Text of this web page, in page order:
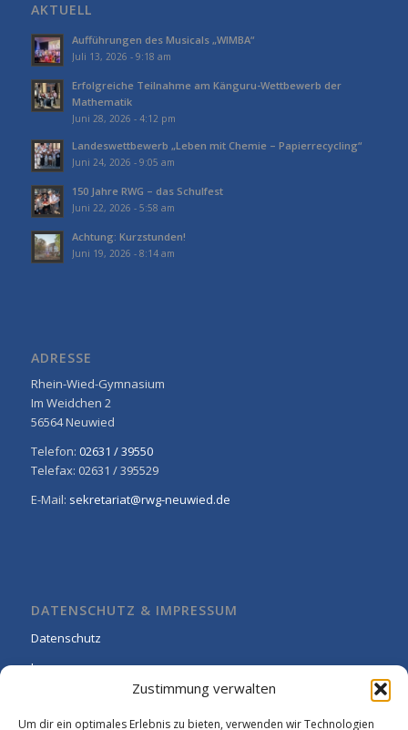
Zustimmung verwalten
Um dir ein optimales Erlebnis zu bieten, verwenden wir Technologien
AKTUELL
Aufführungen des Musicals „WIMBA“
Juli 13, 2026 - 9:18 am
Erfolgreiche Teilnahme am Känguru-Wettbewerb der
Mathematik
Juni 28, 2026 - 4:12 pm
Landeswettbewerb „Leben mit Chemie – Papierrecycling“
Juni 24, 2026 - 9:05 am
150 Jahre RWG – das Schulfest
Juni 22, 2026 - 5:58 am
Achtung: Kurzstunden!
Juni 19, 2026 - 8:14 am
ADRESSE
Rhein-Wied-Gymnasium
Im Weidchen 2
56564 Neuwied
Telefon: 02631 / 39550
Telefax: 02631 / 395529
E-Mail: sekretariat@rwg-neuwied.de
DATENSCHUTZ & IMPRESSUM
Datenschutz
Impressum
Cookie-Richtlinie (EU)